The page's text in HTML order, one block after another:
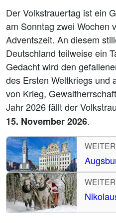
Der Volkstrauertag ist ein
am Sonntag zwei Wochen
Adventszeit. An diesem
Deutschland teilweise ein
Gedacht wird den
des Ersten Weltkriegs und
von Krieg,
Jahr 2026 fällt der
15. November 2026.